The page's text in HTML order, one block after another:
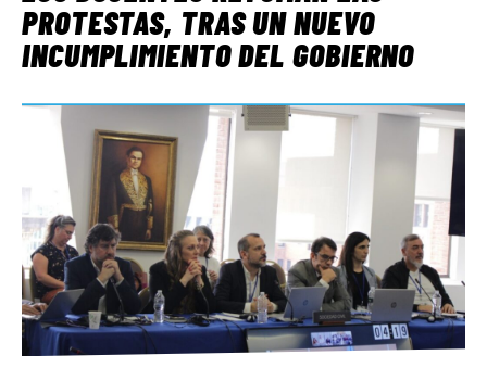
PROTESTAS, TRAS UN NUEVO
INCUMPLIMIENTO DEL GOBIERNO